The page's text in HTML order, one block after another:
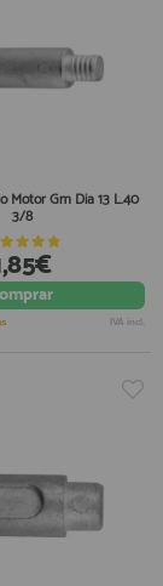
Motor Gm Dia 13 L.40
3/8
IVA incl.